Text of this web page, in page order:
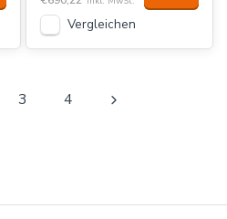
Vergleichen
3 4